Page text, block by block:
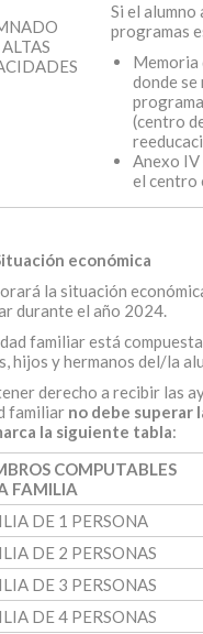
Si el alumno
programas
Memoria
donde se
(centro
Anexo IV
el centro
económica
la situación
durante el año 2024.
familiar está
hijos y hermanos del/la
derecho a recibir las
familiar no debe superar
la siguiente tabla:
COMPUTABLES
FAMILIA
DE 1 PERSONA
DE 2 PERSONAS
DE 3 PERSONAS
DE 4 PERSONAS